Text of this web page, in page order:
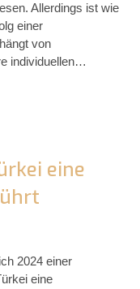
Allerdings ist wie
einer
von
individuellen…
eine
2024 einer
eine